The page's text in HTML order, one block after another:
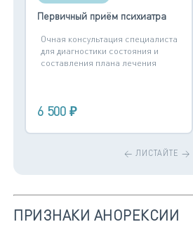
Первичный приём психиатра
Очная консультация специалиста
для диагностики состояния и
составления плана лечения
6 500 ₽
ПРИЗНАКИ АНОРЕКСИИ